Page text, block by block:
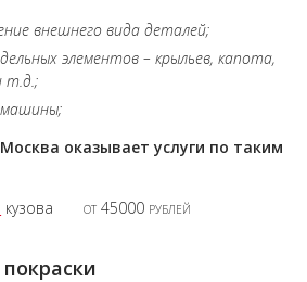
внешнего вида деталей;
элементов – крыльев, капота,
т.д.;
машины;
оказывает услуги по таким
кузова от 45000 рублей